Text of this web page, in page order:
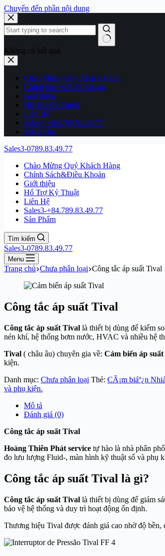
Chuyển đến phần nội dung
Không có kết quả
Chào Mừng Quý Khách Hàng
Chính Sách&Điều Khoản
Giới thiệu
Hổ Trợ Kỷ Thuật
Liên Hệ
Sales3-+84.789.83.49.77
Sản Phẩm
Sales3-0789.83.49.77
Chào Mừng Quý Khách Hàng
Chính Sách&Điều Khoản
Giới thiệu
Hổ Trợ Kỷ Thuật
Liên Hệ
Sales3-+84.789.83.49.77
Sản Phẩm
Tìm kiếm
Sales3-0789.83.49.77
Menu
Trang chủ Chưa phân loại Công tắc áp suất Tival
Công tắc áp suất Tival
Công tắc áp suất Tival là thiết bị dùng để kiểm
nén khí, hệ thống bơm nước, HVAC và nhiều hệ
Tival ( châu âu) chuyên gia về: Cảm biến áp
kiện.
Danh mục: Chưa phân loại Thẻ: CÃ¡m biáº¿n
và phụ kiện.
Mô tả
Đánh giá (0)
Công tắc áp suất Tival
Hoàng Thiên Phát service tự hào là nhà phân
đo lưu lượng Fluid-, màn hình kỹ thuật số và phụ
Công tắc áp suất Tival là gì?
Công tắc áp suất Tival là thiết bị dùng để giám
bảo vệ hệ thống và duy trì hoạt động ổn định.
Thương hiệu Tival được đánh giá cao nhờ độ